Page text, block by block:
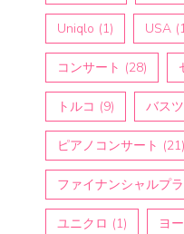
Uniqlo (1) USA
コンサート (28)
トルコ (9) バス
ピアノコンサート (21)
ファイナンシャルプ
ユニクロ (1) ヨ